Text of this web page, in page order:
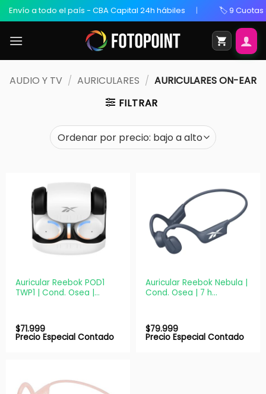
todo el país - CBA Capital 24h hábiles 🏷️ 9 Cuotas Sin
AUDIO Y TV / AURICULARES / AURICULARES ON-EAR
FILTRAR
Auricular Reebok POD1
TWP1 | Cond. Osea |
$71.999
Precio Especial Contado
Auricular Reebok Nebula |
Cond. Osea | 7 h
$79.999
Precio Especial Contado